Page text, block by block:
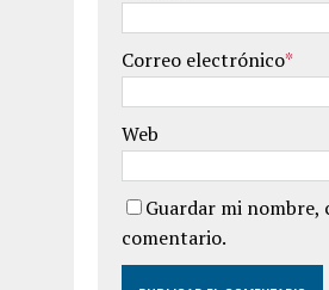
Correo electrónico*
Web
Guardar mi nombre,
comentario.